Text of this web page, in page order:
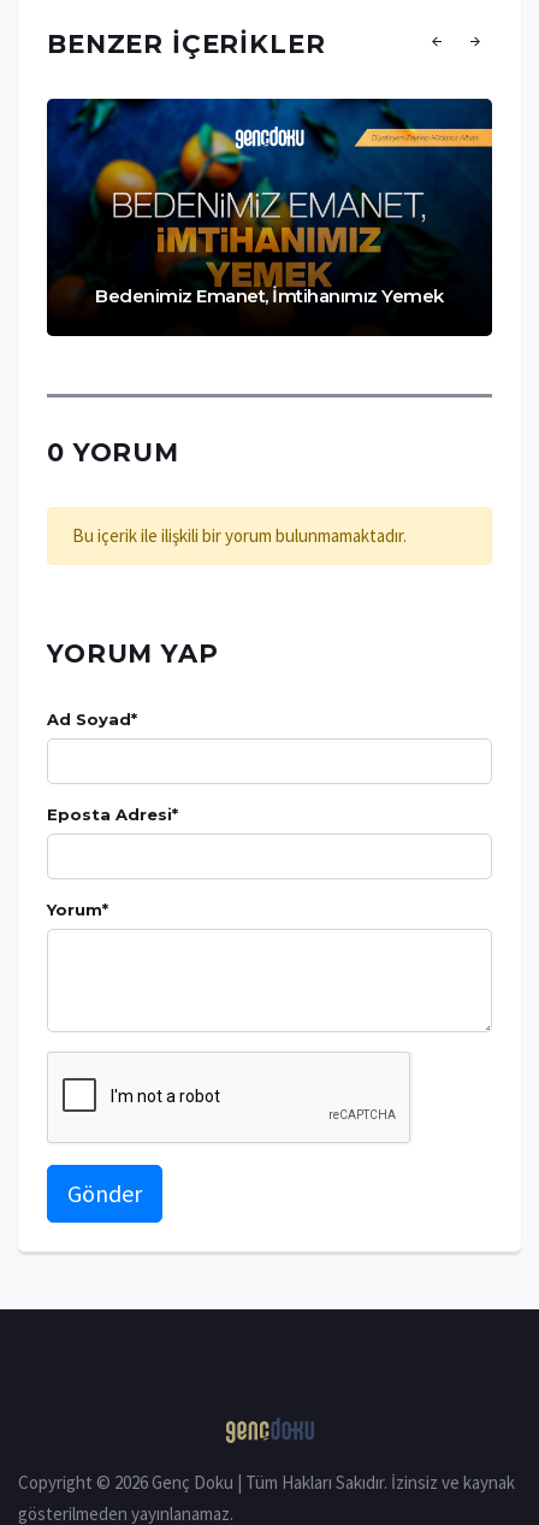
BENZER İÇERIKLER
Bedenimiz Emanet, İmtihanımız Yemek
0 YORUM
Bu içerik ile ilişkili bir yorum bulunmamaktadır.
YORUM YAP
Ad Soyad*
Eposta Adresi*
Yorum*
Gönder
Copyright © 2026 Genç Doku | Tüm Hakları Sakıdır. İzinsiz ve kaynak
gösterilmeden yayınlanamaz.